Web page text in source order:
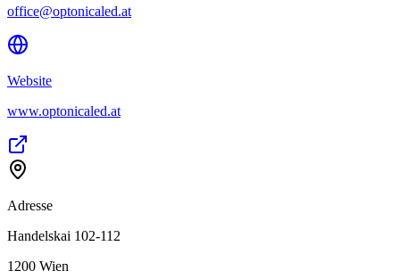
office@optonicaled.at
Website
www.optonicaled.at
Adresse
Handelskai 102-112
1200 Wien